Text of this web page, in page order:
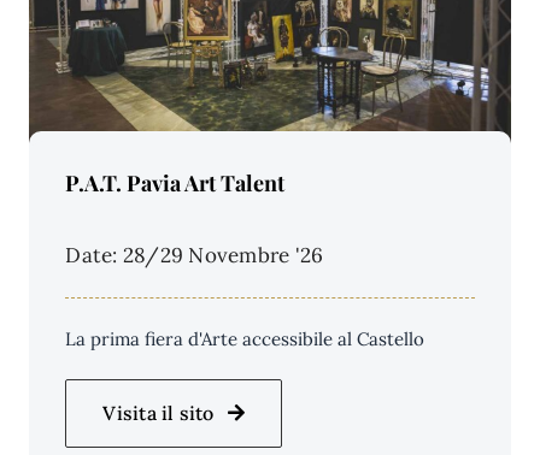
P.A.T. Pavia Art Talent
Date: 28/29 Novembre '26
La prima fiera d'Arte accessibile al Castello
Visita il sito